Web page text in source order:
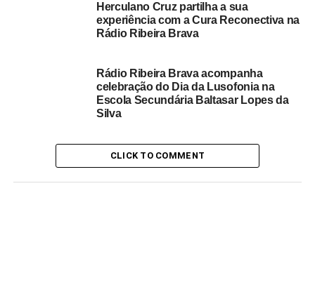
organização internacional, de escolher um dia para
homenagear a família está relacionada com os problemas
apresentando desde o século XX.
Questões que envolvem a família na atualidade
dezenas de milhões de pessoas, entre soldados jovens e
população civil, e das várias guerras civis regionais que
Herculano Cruz partilha a sua
experiência com a Cura Reconectiva na
Rádio Ribeira Brava
Rádio Ribeira Brava acompanha
celebração do Dia da Lusofonia na
Escola Secundária Baltasar Lopes da
Silva
CLICK TO COMMENT